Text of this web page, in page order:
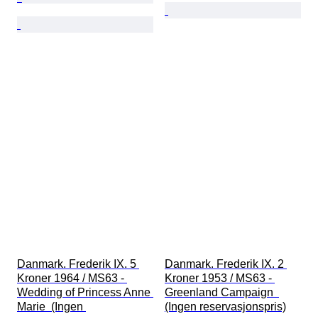
Danmark. Frederik IX. 5
Kroner 1964 / MS63 -
Wedding of Princess Anne
Marie  (Ingen
Danmark. Frederik IX. 2
Kroner 1953 / MS63 -
Greenland Campaign
(Ingen reservasjonspris)